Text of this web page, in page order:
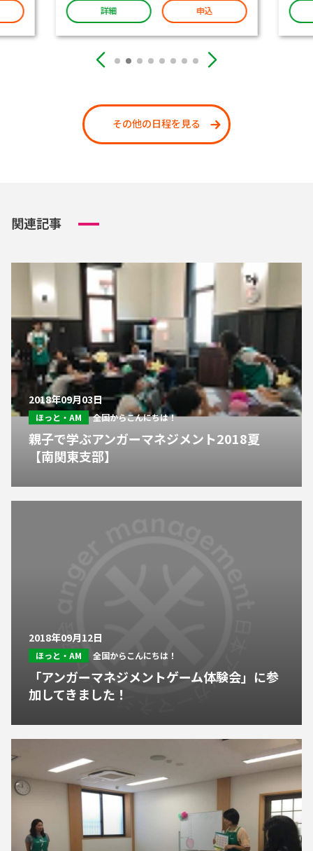
詳細 申込
その他の日程を見る
関連記事
2018年09月03日
ほっと・AM 全国からこんにちは！
親子で学ぶアンガーマネジメント2018夏
【南関東支部】
2018年09月12日
ほっと・AM 全国からこんにちは！
「アンガーマネジメントゲーム体験会」に参
加してきました！